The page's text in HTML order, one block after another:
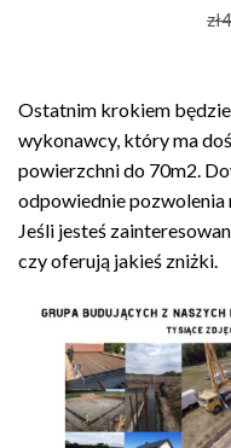
zł
Ostatnim krokiem
wykonawcy, który ma
powierzchni do 70m2.
odpowiednie pozwolenia
Jeśli jesteś
czy oferują jakieś zniżki.